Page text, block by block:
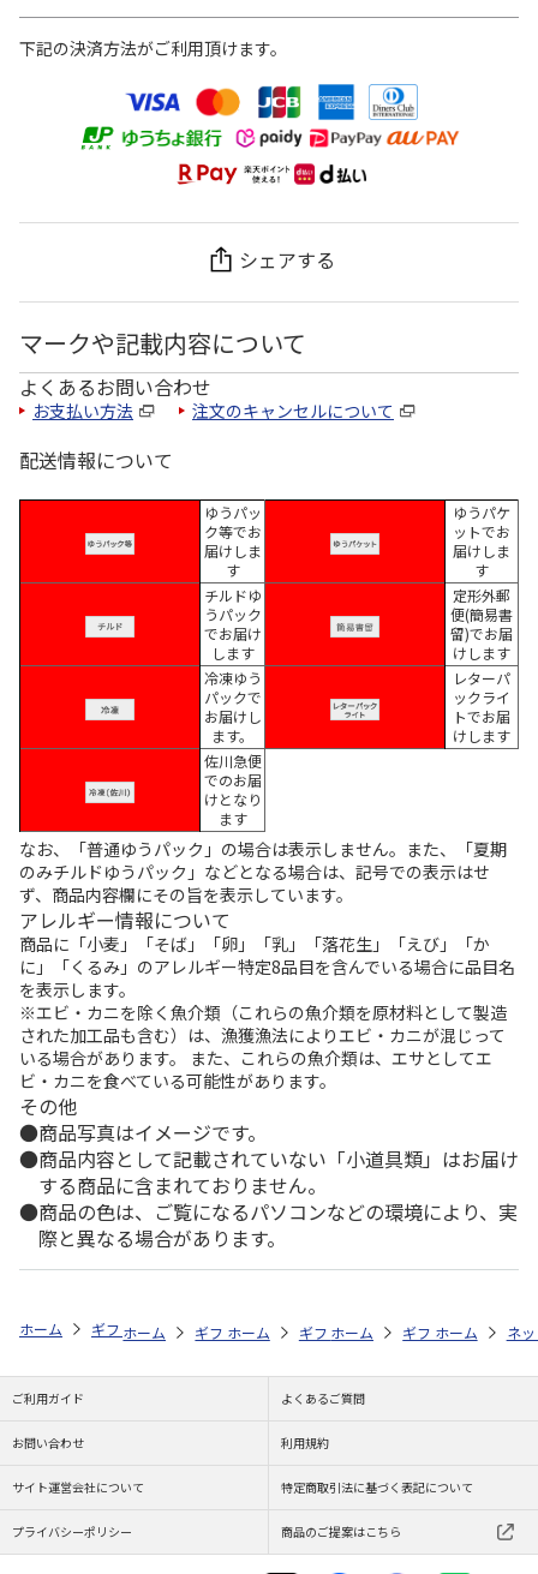
下記の決済方法がご利用頂けます。
シェアする
マークや記載内容について
よくあるお問い合わせ
お支払い方法 注文のキャンセルについて
配送情報について
ゆうパッ
ク等でお
届けしま
す
ゆうパケ
ットでお
届けしま
す
チルドゆ
うパック
でお届け
します
定形外郵
便(簡易書
留)でお届
けします
冷凍ゆう
パックで
お届けし
ます。
レターパ
ックライ
トでお届
けします
佐川急便
でのお届
けとなり
ます
なお、「普通ゆうパック」の場合は表示しません。また、「夏期
のみチルドゆうパック」などとなる場合は、記号での表示はせ
ず、商品内容欄にその旨を表示しています。
アレルギー情報について
商品に「小麦」「そば」「卵」「乳」「落花生」「えび」「か
に」「くるみ」のアレルギー特定8品目を含んでいる場合に品目名
を表示します。
※エビ・カニを除く魚介類（これらの魚介類を原材料として製造
された加工品も含む）は、漁獲漁法によりエビ・カニが混じって
いる場合があります。 また、これらの魚介類は、エサとしてエ
ビ・カニを食べている可能性があります。
その他
商品写真はイメージです。
商品内容として記載されていない「小道具類」はお届け
する商品に含まれておりません。
商品の色は、ご覧になるパソコンなどの環境により、実
際と異なる場合があります。
ホーム ギフトストア お中元・夏ギフト特集 2026 お菓子・スイーツ
ホーム ギフトストア お中元・夏ギフト特集 2026
ホーム ギフトストア お中元・夏ギフト
ホーム ギフトストア お
ホーム ネ
ご利用ガイド よくあるご質問
お問い合わせ 利用規約
サイト運営会社について 特定商取引法に基づく表記について
プライバシーポリシー 商品のご提案はこちら